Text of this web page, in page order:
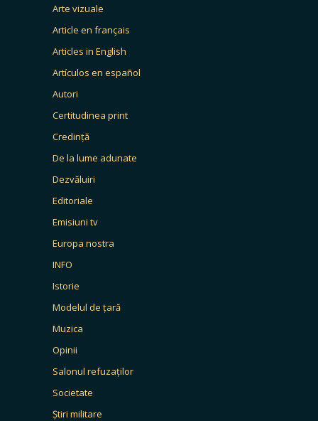
Arte vizuale
Article en français
Articles in English
Artículos en español
Autori
Certitudinea print
Credință
De la lume adunate
Dezvăluiri
Editoriale
Emisiuni tv
Europa nostra
INFO
Istorie
Modelul de țară
Muzica
Opinii
Salonul refuzaților
Societate
Știri militare